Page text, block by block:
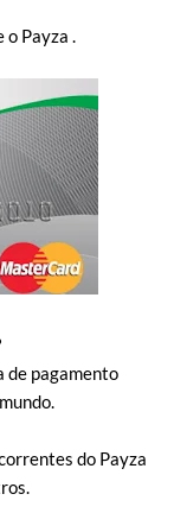
o Payza .
de pagamento
do Payza